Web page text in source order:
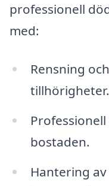
professionell
med:
Rensning
tillhörigheter.
bostaden.
Hantering